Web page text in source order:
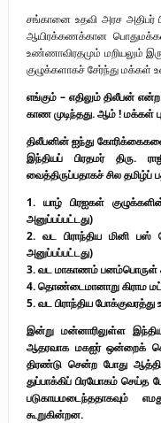
சங்கானை உதவி அரச அதிபர்
ஆயிரக்கணக்கான
உண்ணாவிரதமும் மறியலும்
குழுக்களாகச் சேர்ந்து
எங்கும் – எதிலும் திலீபன்
காண முடிந்தது. ஆம் ! மக்கள்
திலீபனின் ஐந்து
இந்தியப் பிரதமர் திரு.
வைத்திருப்பதாகச் சில தமிழ்ப்
1. யாழ் பிரஐகள்
அனுப்பப்பட்டது)
2. வட பிராந்திய மினி பஸ்
அனுப்பப்பட்டது)
3. வட மாகாணம் பனம்பொருள்
4. தொண்டைமானாறு கிராம
5. வட பிராந்திய
இன்று மன்னாரிலுள்ள
ஆதரவாக மகஐர் ஒன்றைக்
திரண்டு சென்ற போது
துப்பாக்கிப் பிரயோகம் செய்த
படுகாயமடைந்ததாகவும்
கூறுகின்றன.